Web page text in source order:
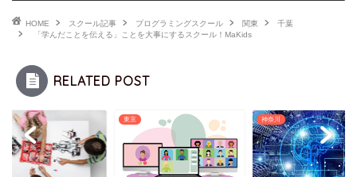
HOME スクール記事 プログラミングスクール 関東
千葉
「学んだことを伝える」ことを大事にするスクール！MaKids
RELATED POST
東京 神奈川